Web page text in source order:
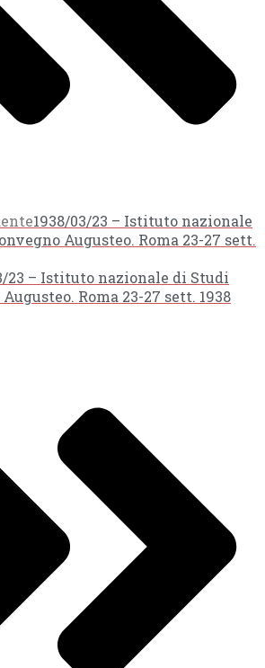
1938/03/23 – Istituto nazionale
Augusteo. Roma 23-27 sett.
23 – Istituto nazionale di Studi
Roma 23-27 sett. 1938